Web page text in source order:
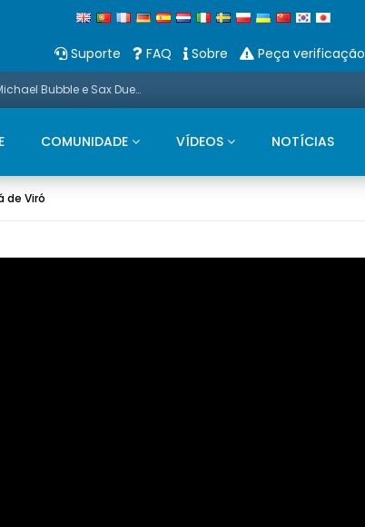
Suporte FAQ Sobre Peça verificação
Promo: Neste Natal, apresentamos um Michael Bubble e Sax Duets
COMUNIDADE VÍDEOS NOTÍCIAS
de Viró